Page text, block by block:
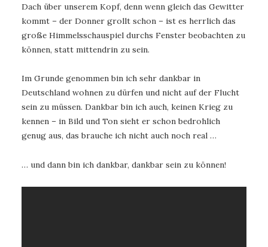
Dach über unserem Kopf, denn wenn gleich das Gewitter
kommt – der Donner grollt schon – ist es herrlich das
große Himmelsschauspiel durchs Fenster beobachten zu
können, statt mittendrin zu sein.
Im Grunde genommen bin ich sehr dankbar in
Deutschland wohnen zu dürfen und nicht auf der Flucht
sein zu müssen. Dankbar bin ich auch, keinen Krieg zu
kennen – in Bild und Ton sieht er schon bedrohlich
genug aus, das brauche ich nicht auch noch real …
… und dann bin ich dankbar, dankbar sein zu können!